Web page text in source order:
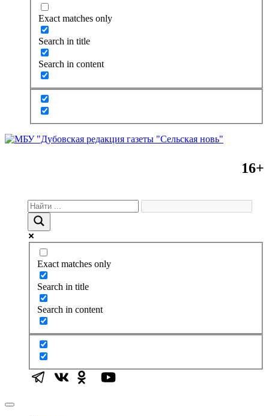
Exact matches only
Search in title
Search in content
16+
Exact matches only
Search in title
Search in content